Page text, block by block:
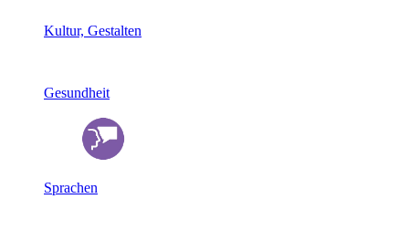
Kultur, Gestalten
Gesundheit
Sprachen